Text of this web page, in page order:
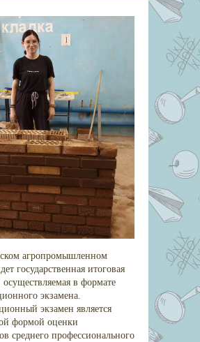
агропромышленном
государственная итоговая
осуществляемая в формате
экзамена.
экзамен является
формой оценки
среднего профессионального